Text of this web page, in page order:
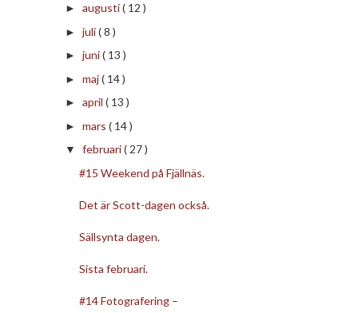
► augusti( 12 )
► juli( 8 )
► juni( 13 )
► maj( 14 )
► april ( 13 )
► mars ( 14 )
▼ februari( 27 )
#15 Weekend på Fjällnäs.
Det är Scott-dagen också.
Sällsynta dagen.
Sista februari.
#14 Fotografering –